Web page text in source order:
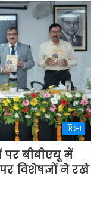
शिक्षा
पर बीबीएयू में
विशेषज्ञों ने रखे